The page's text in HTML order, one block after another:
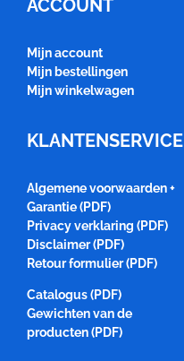
ACCOUNT
Mijn account
Mijn bestellingen
Mijn winkelwagen
KLANTENSERVICE
Algemene voorwaarden +
Garantie (PDF)
Privacy verklaring (PDF)
Disclaimer (PDF)
Retour formulier (PDF)
Catalogus (PDF)
Gewichten van de
producten (PDF)